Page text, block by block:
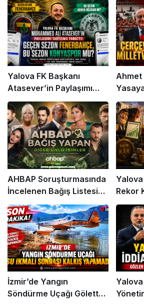
Yalova FK Başkanı
Atasever’in Paylaşımı
Gündem Oldu
Ahmet
Etti
AHBAP Soruşturmasında
İncelenen Bağış Listesi
Gündemde
Rekor
İşçinin
İzmir’de Yangın
Söndürme Uçağı Gölette
Yalova